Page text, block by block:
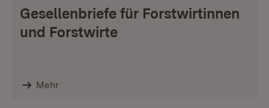
Gesellenbriefe für Forstwirtinnen
und Forstwirte
Mehr